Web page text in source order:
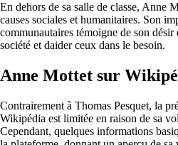
En dehors de sa salle de classe, Anne
causes sociales et humanitaires. Son
communautaires témoigne de son
société et daider ceux dans le besoin.
Anne Mottet sur
Contrairement à Thomas Pesquet, la
Wikipédia est limitée en raison de sa
Cependant, quelques informations